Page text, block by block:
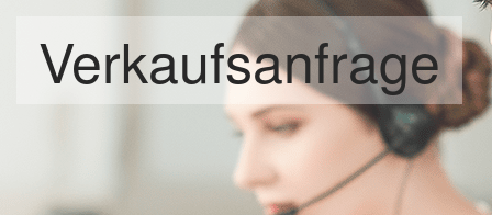
Verkaufsanfrage